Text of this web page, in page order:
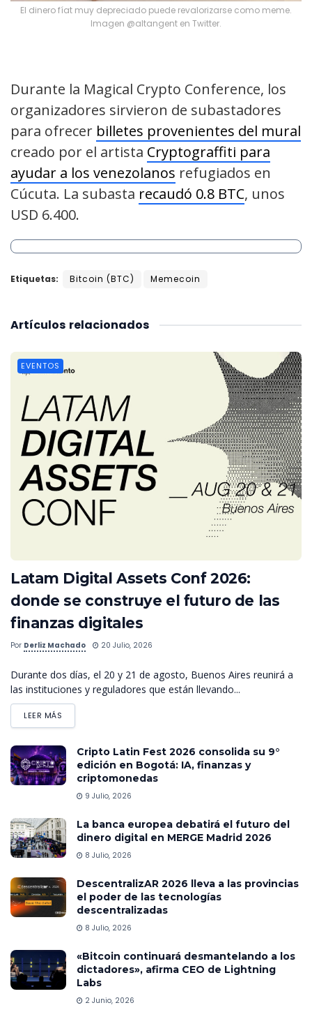
El dinero fíat muy depreciado puede revalorizarse como meme.
Imagen @altangent en Twitter.
Durante la Magical Crypto Conference, los
organizadores sirvieron de subastadores
para ofrecer billetes provenientes del mural
creado por el artista Cryptograffiti para
ayudar a los venezolanos refugiados en
Cúcuta. La subasta recaudó 0.8 BTC, unos
USD 6.400.
Etiquetas: Bitcoin (BTC) Memecoin
relacionados
Artículos
EVENTOS
Latam Digital Assets Conf 2026:
donde se construye el futuro de las
finanzas digitales
Por Derliz Machado 20 Julio, 2026
Durante dos días, el 20 y 21 de agosto, Buenos Aires reunirá a
las instituciones y reguladores que están llevando...
LEER MÁS
Cripto Latin Fest 2026 consolida su 9°
edición en Bogotá: IA, finanzas y
criptomonedas
9 Julio, 2026
La banca europea debatirá el futuro del
dinero digital en MERGE Madrid 2026
8 Julio, 2026
DescentralizAR 2026 lleva a las provincias
el poder de las tecnologías
descentralizadas
8 Julio, 2026
«Bitcoin continuará desmantelando a los
dictadores», afirma CEO de Lightning
Labs
2 Junio, 2026